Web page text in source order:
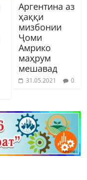
Аргентина аз
ҳаққи
мизбонии
Ҷоми
Амрико
маҳрум
мешавад
31.05.2021 0